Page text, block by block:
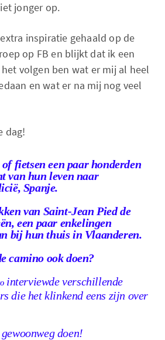
jonger op.
inspiratie gehaald op de
op FB en blijkt dat ik een
volgen ben wat er mij al heel
en wat er na mij nog veel
dag!
fietsen een paar honderden
van hun leven naar
Spanje.
van Saint-Jean Pied de
een paar enkelingen
bij hun thuis in Vlaanderen.
camino ook doen?
interviewde verschillende
die het klinkend eens zijn over
doen!